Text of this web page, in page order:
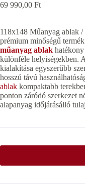
69 990,00 Ft
118x148 Műanyag ablak
prémium minőségű
műanyag ablak
különféle helyiségekben.
kialakítása egyszerűbb
hosszú távú
ablak kompaktabb
ponton záródó szerkezet
alapanyag időjárásálló